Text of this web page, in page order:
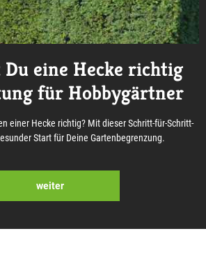
eine Hecke richtig
für Hobbygärtner
einer Hecke richtig? Mit dieser Schritt-für-Schritt-
Start für Deine Gartenbegrenzung.
weiter